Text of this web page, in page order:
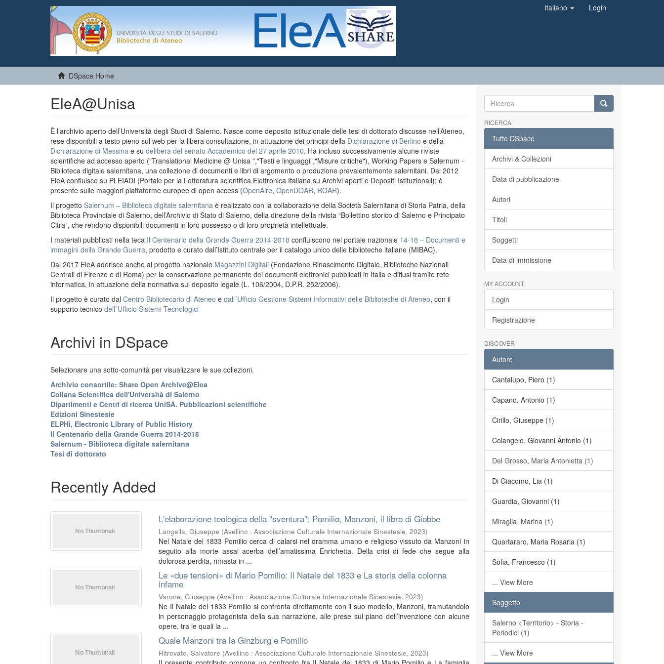
italiano Login
DSpace Home
EleA@Unisa
È l’archivio aperto dell’Università degli Studi di Salerno. Nasce come deposito istituzionale delle tesi di dottorato discusse nell’Ateneo,
rese disponibili a testo pieno sul web per la libera consultazione, in attuazione dei principi della Dichiarazione di Berlino e della
Dichiarazione di Messina e su delibera del senato Accademico del 27 aprile 2010. Ha incluso successivamente alcune riviste
scientifiche ad accesso aperto ("Translational Medicine @ Unisa ","Testi e linguaggi","Misure critiche"), Working Papers e Salernum -
Biblioteca digitale salernitana, una collezione di documenti e libri di argomento o produzione prevalentemente salernitani. Dal 2012
EleA confluisce su PLEIADI (Portale per la Letteratura scientifica Elettronica Italiana su Archivi aperti e Depositi Istituzionali); è
presente sulle maggiori piattaforme europee di open access (OpenAire, OpenDOAR, ROAR).
Il progetto Salernum – Biblioteca digitale salernitana è realizzato con la collaborazione della Società Salernitana di Storia Patria, della
Biblioteca Provinciale di Salerno, dell’Archivio di Stato di Salerno, della direzione della rivista “Bollettino storico di Salerno e Principato
Citra”, che rendono disponibili documenti in loro possesso o di loro proprietà intellettuale.
I materiali pubblicati nella teca Il Centenario della Grande Guerra 2014-2018 confluiscono nel portale nazionale 14-18 – Documenti e
immagini della Grande Guerra, prodotto e curato dall’Istituto centrale per il catalogo unico delle biblioteche italiane (MIBAC).
Dal 2017 EleA aderisce anche al progetto nazionale Magazzini Digitali (Fondazione Rinascimento Digitale, Biblioteche Nazionali
Centrali di Firenze e di Roma) per la conservazione permanente dei documenti elettronici pubblicati in Italia e diffusi tramite rete
informatica, in attuazione della normativa sul deposito legale (L. 106/2004, D.P.R. 252/2006).
Il progetto è curato dal Centro Bibliotecario di Ateneo e dall´Ufficio Gestione Sistemi Informativi delle Biblioteche di Ateneo, con il
supporto tecnico dell´Ufficio Sistemi Tecnologici
Archivi in DSpace
Selezionare una sotto-comunità per visualizzare le sue collezioni.
Archivio consortile: Share Open Archive@Elea
Collana Scientifica dell'Università di Salerno
Dipartimenti e Centri di ricerca UniSA. Pubblicazioni scientifiche
Edizioni Sinestesie
ELPHi, Electronic Library of Public History
Il Centenario della Grande Guerra 2014-2018
Salernum - Biblioteca digitale salernitana
Tesi di dottorato
Recently Added
L'elaborazione teologica della "sventura": Pomilio, Manzoni, il libro di Giobbe
Langella, Giuseppe (Avellino : Associazione Culturale Internazionale Sinestesie,2023)
Nel Natale del 1833 Pomilio cerca di calarsi nel dramma umano e religioso vissuto da Manzoni in
seguito alla morte assai acerba dell’amatissima Enrichetta. Della crisi di fede che segue alla
dolorosa perdita, rimasta in ...
Le «due tensioni» di Mario Pomilio: Il Natale del 1833 e La storia della colonna
infame
Varone, Giuseppe (Avellino : Associazione Culturale Internazionale Sinestesie,2023)
Ne Il Natale del 1833 Pomilio si confronta direttamente con il suo modello, Manzoni, tramutandolo
in personaggio protagonista della sua narrazione, alle prese sul piano dell’invenzione con alcune
opere, tra le quali la ...
Quale Manzoni tra la Ginzburg e Pomilio
Ritrovato, Salvatore (Avellino : Associazione Culturale Internazionale Sinestesie,2023)
RICERCA
Tutto DSpace
Archivi & Collezioni
Data di pubblicazione
Autori
Titoli
Soggetti
Data di immissione
MY ACCOUNT
Login
Registrazione
DISCOVER
Autore
Cantalupo, Piero (1)
Capano, Antonio (1)
Cirillo, Giuseppe (1)
Colangelo, Giovanni Antonio (1)
Del Grosso, Maria Antonietta (1)
Di Giacomo, Lia (1)
Guardia, Giovanni (1)
Miraglia, Marina (1)
Quartararo, Maria Rosaria (1)
Sofia, Francesco (1)
... View More
Soggetto
Salerno <Territorio> - Storia -
Periodici (1)
... View More